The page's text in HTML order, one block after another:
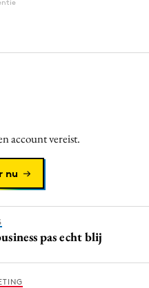
account vereist.
nu
pas echt blij